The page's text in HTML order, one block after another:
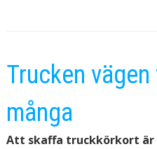
Trucken
många
Att skaffa truckkörkort